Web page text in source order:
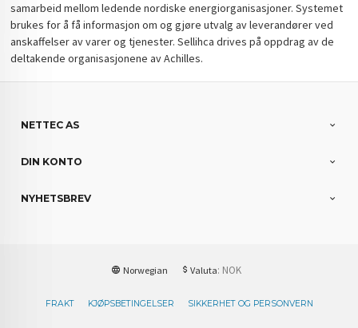
samarbeid mellom ledende nordiske energiorganisasjoner. Systemet
brukes for å få informasjon om og gjøre utvalg av leverandører ved
anskaffelser av varer og tjenester. Sellihca drives på oppdrag av de
deltakende organisasjonene av Achilles.
NETTEC AS
DIN KONTO
NYHETSBREV
Norwegian Valuta: NOK
FRAKT KJØPSBETINGELSER SIKKERHET OG PERSONVERN